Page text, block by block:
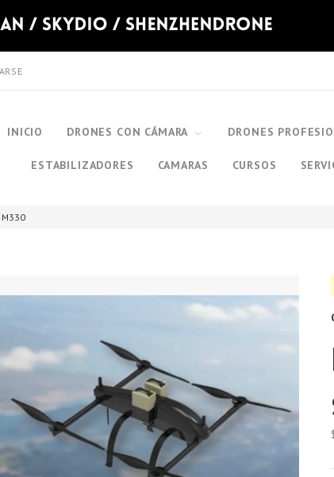
INICIO DRONES CON CÁMARA DRONES
ESTABILIZADORES CAMARAS CURSOS